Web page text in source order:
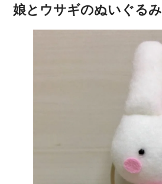
娘とウサギのぬいぐるみ